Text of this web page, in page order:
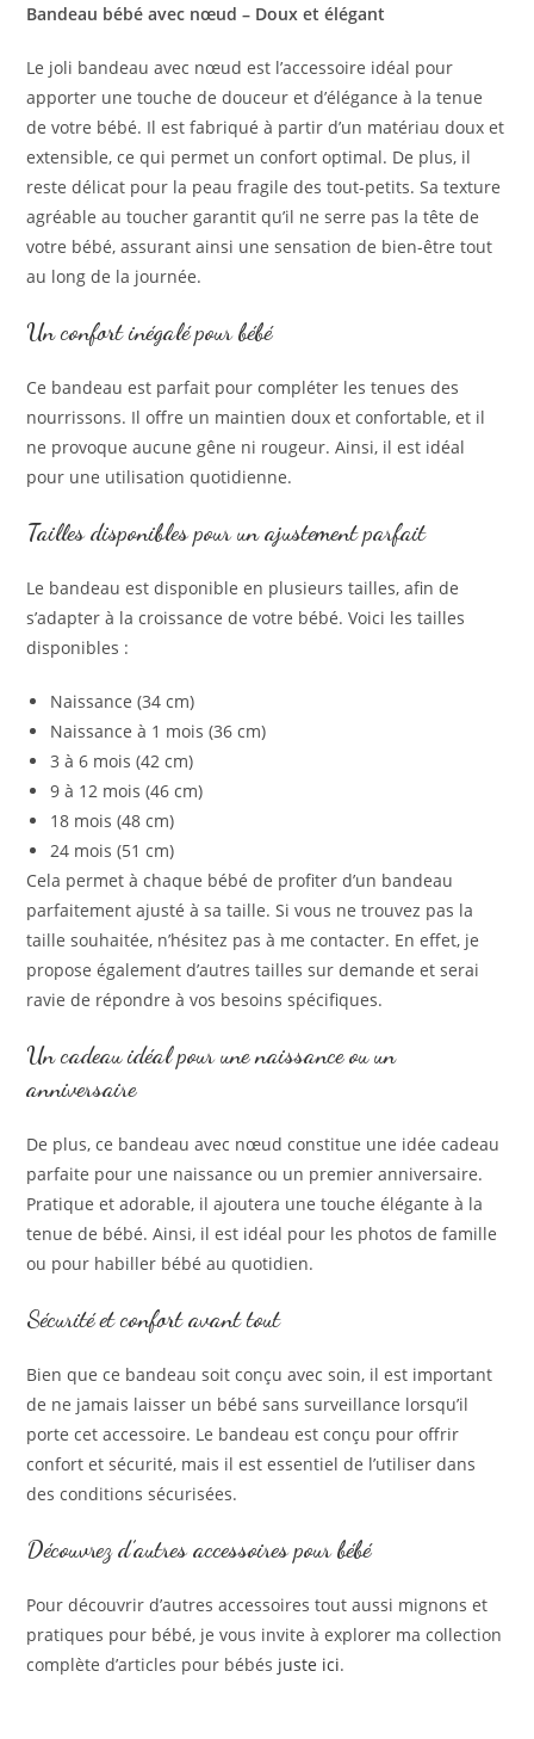
Bandeau bébé avec nœud – Doux et élégant
Le joli bandeau avec nœud est l’accessoire idéal pour
apporter une touche de douceur et d’élégance à la tenue
de votre bébé. Il est fabriqué à partir d’un matériau doux et
extensible, ce qui permet un confort optimal. De plus, il
reste délicat pour la peau fragile des tout-petits. Sa texture
agréable au toucher garantit qu’il ne serre pas la tête de
votre bébé, assurant ainsi une sensation de bien-être tout
au long de la journée.
Un confort inégalé pour bébé
Ce bandeau est parfait pour compléter les tenues des
nourrissons. Il offre un maintien doux et confortable, et il
ne provoque aucune gêne ni rougeur. Ainsi, il est idéal
pour une utilisation quotidienne.
Tailles disponibles pour un ajustement parfait
Le bandeau est disponible en plusieurs tailles, afin de
s’adapter à la croissance de votre bébé. Voici les tailles
disponibles :
Naissance (34 cm)
Naissance à 1 mois (36 cm)
3 à 6 mois (42 cm)
9 à 12 mois (46 cm)
18 mois (48 cm)
24 mois (51 cm)
Cela permet à chaque bébé de profiter d’un bandeau
parfaitement ajusté à sa taille. Si vous ne trouvez pas la
taille souhaitée, n’hésitez pas à me contacter. En effet, je
propose également d’autres tailles sur demande et serai
ravie de répondre à vos besoins spécifiques.
Un cadeau idéal pour une naissance ou un
anniversaire
De plus, ce bandeau avec nœud constitue une idée cadeau
parfaite pour une naissance ou un premier anniversaire.
Pratique et adorable, il ajoutera une touche élégante à la
tenue de bébé. Ainsi, il est idéal pour les photos de famille
ou pour habiller bébé au quotidien.
Sécurité et confort avant tout
Bien que ce bandeau soit conçu avec soin, il est important
de ne jamais laisser un bébé sans surveillance lorsqu’il
porte cet accessoire. Le bandeau est conçu pour offrir
confort et sécurité, mais il est essentiel de l’utiliser dans
des conditions sécurisées.
Découvrez d’autres accessoires pour bébé
Pour découvrir d’autres accessoires tout aussi mignons et
pratiques pour bébé, je vous invite à explorer ma collection
complète d’articles pour bébés juste ici.